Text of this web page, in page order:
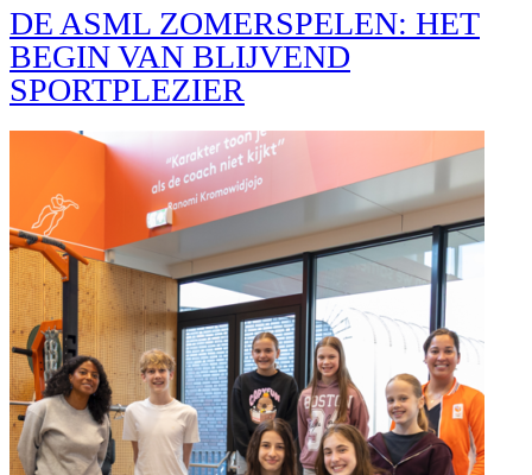
DE ASML ZOMERSPELEN: HET
BEGIN VAN BLIJVEND
SPORTPLEZIER